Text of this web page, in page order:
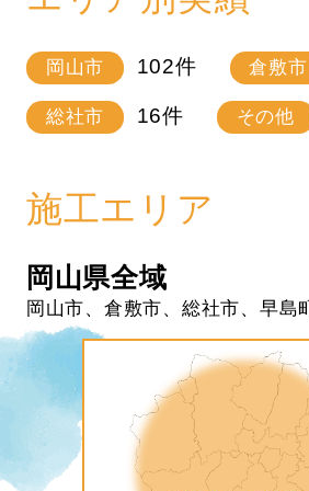
岡山市 102件 倉敷市
総社市 16件 その他
施工エリア
岡山県全域
岡山市、倉敷市、総社市、早島町